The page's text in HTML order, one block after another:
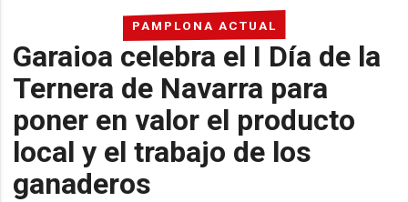
PAMPLONA ACTUAL
Garaioa celebra el I Día de la
Ternera de Navarra para
poner en valor el producto
local y el trabajo de los
ganaderos